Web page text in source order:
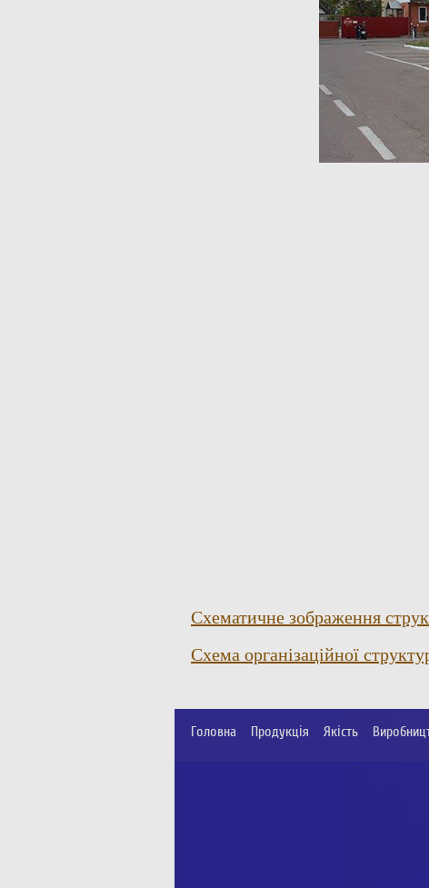
Схематичне зображення
Схема організаційної
Головна Продукція Якість